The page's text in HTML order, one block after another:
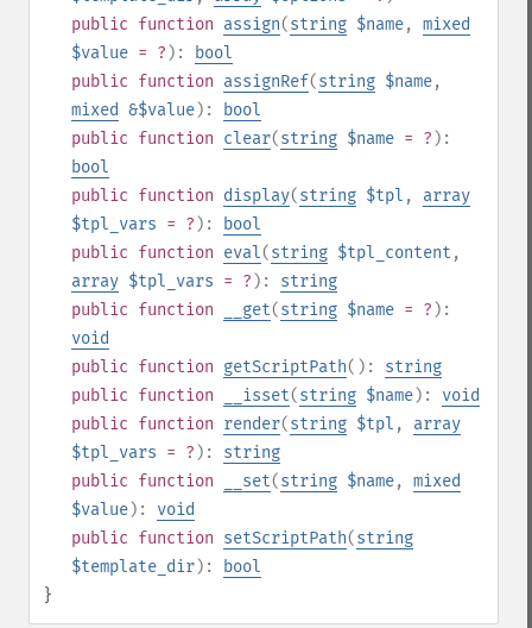
public function assign(string $name, mixed
$value = ? ):
bool
public function assignRef(string $name,
mixed &$value):
bool
public function clear(string $name = ? ):
bool
public function display(string $tpl , array
$tpl_vars = ? ):
bool
public function eval(string $tpl_content ,
array $tpl_vars = ? ): string
public function __get(string $name = ? ):
void
public function getScriptPath(): string
public function __isset(string $name): void
public function render(string $tpl , array
$tpl_vars = ? ): string
public function __set(string $name, mixed
$value): void
public function setScriptPath(string
$template_dir):
bool
}